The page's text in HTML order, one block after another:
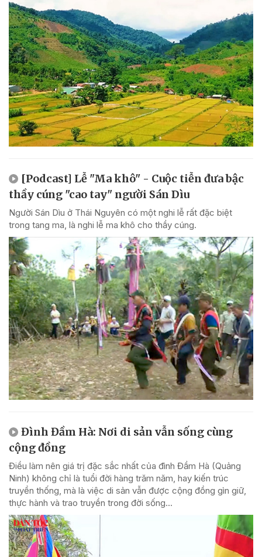
[Podcast] Lễ "Ma khô" - Cuộc tiễn đưa bậc
thầy cúng "cao tay" người Sán Dìu
Người Sán Dìu ở Thái Nguyên có một nghi lễ rất đặc biệt
trong tang ma, là nghi lễ ma khô cho thầy cúng.
Đình Đầm Hà: Nơi di sản vẫn sống cùng
cộng đồng
Điều làm nên giá trị đặc sắc nhất của đình Đầm Hà (Quảng
Ninh) không chỉ là tuổi đời hàng trăm năm, hay kiến trúc
truyền thống, mà là việc di sản vẫn được cộng đồng gìn giữ,
thực hành và trao truyền trong đời sống...